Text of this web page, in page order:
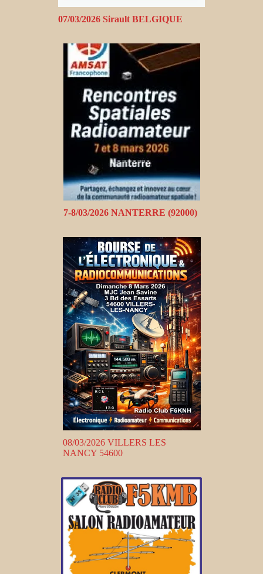
07/03/2026 Sirault BELGIQUE
7-8/03/2026 NANTERRE (92000)
08/03/2026 VILLERS LES
NANCY 54600